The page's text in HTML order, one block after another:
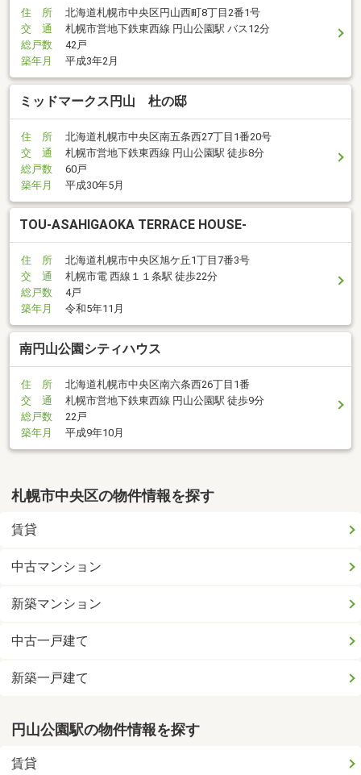
住 所
北海道札幌市中央区円山西町8丁目2番1号
交 通
札幌市営地下鉄東西線 円山公園駅 バス12分
総戸数
42戸
築年月
平成3年2月
ミッドマークス円山 杜の邸
住 所
北海道札幌市中央区南五条西27丁目1番20号
交 通
札幌市営地下鉄東西線 円山公園駅 徒歩8分
総戸数
60戸
築年月
平成30年5月
TOU-ASAHIGAOKA TERRACE HOUSE-
住 所
北海道札幌市中央区旭ケ丘1丁目7番3号
交 通
札幌市電 西線１１条駅 徒歩22分
総戸数
4戸
築年月
令和5年11月
南円山公園シティハウス
住 所
北海道札幌市中央区南六条西26丁目1番
交 通
札幌市営地下鉄東西線 円山公園駅 徒歩9分
総戸数
22戸
築年月
平成9年10月
札幌市中央区の物件情報を探す
賃貸
中古マンション
新築マンション
中古一戸建て
新築一戸建て
円山公園駅の物件情報を探す
賃貸